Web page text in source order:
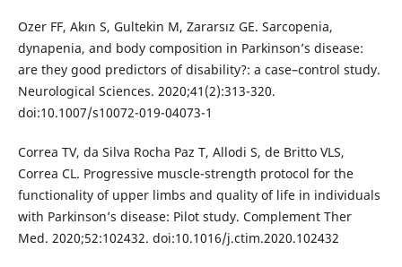
Ozer FF, Akın S, Gultekin M, Zararsız GE. Sarcopenia,
dynapenia, and body composition in Parkinson’s disease:
are they good predictors of disability?: a case–control study.
Neurological Sciences. 2020;41(2):313-320.
doi:10.1007/s10072-019-04073-1
Correa TV, da Silva Rocha Paz T, Allodi S, de Britto VLS,
Correa CL. Progressive muscle-strength protocol for the
functionality of upper limbs and quality of life in individuals
with Parkinson’s disease: Pilot study. Complement Ther
Med. 2020;52:102432. doi:10.1016/j.ctim.2020.102432